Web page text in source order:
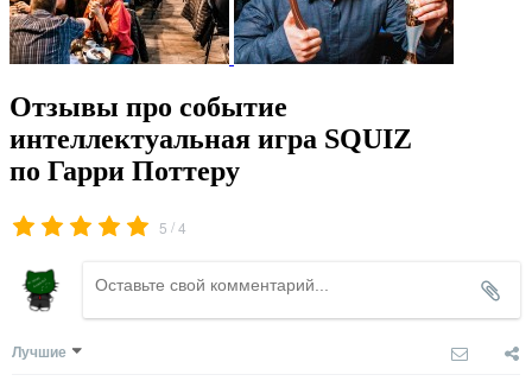
Отзывы про событие
интеллектуальная игра SQUIZ
по Гарри Поттеру
5 /4
Лучшие